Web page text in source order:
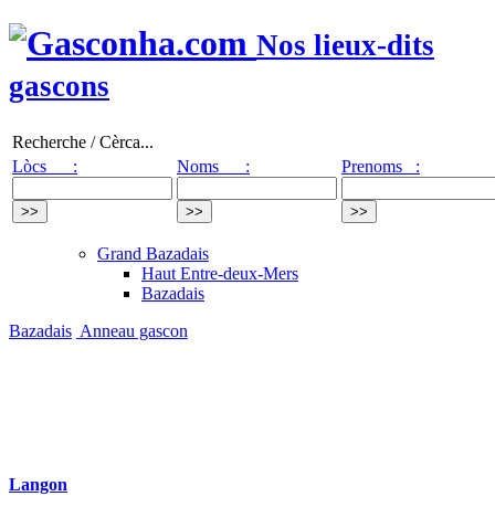
Nos lieux-dits
gascons
Recherche / Cèrca...
Lòcs :
Noms : Prenoms :
Grand Bazadais
Haut Entre-deux-Mers
Bazadais
Bazadais Anneau gascon
Langon